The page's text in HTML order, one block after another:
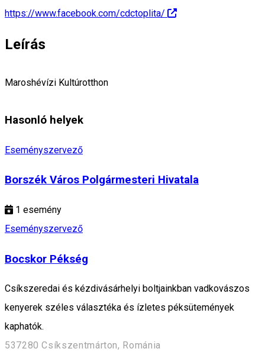
https://www.facebook.com/cdctoplita/
Leírás
Maroshévízi Kultúrotthon
Hasonló helyek
Eseményszervező
Borszék Város Polgármesteri Hivatala
1 esemény
Eseményszervező
Bocskor Pékség
Csíkszeredai és kézdivásárhelyi boltjainkban vadkovászos
kenyerek széles választéka és ízletes péksütemények
kaphatók.
537280 Csíkszentmárton, Románia